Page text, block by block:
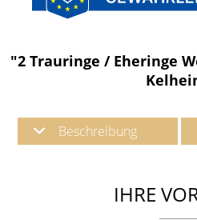
"2 Trauringe / Eheringe
Beschreibung
IHRE